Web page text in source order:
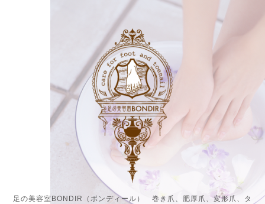
足の美容室BONDIR（ボンディール） 巻き爪、肥厚爪、変形爪、タ